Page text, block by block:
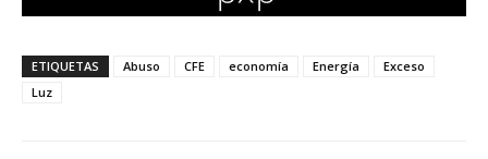
ETIQUETAS Abuso CFE economía Energía
Exceso
Luz